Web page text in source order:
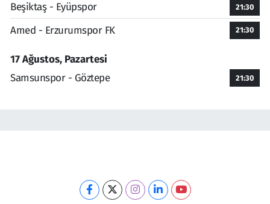
Beşiktaş - Eyüpspor 21:30
Amed - Erzurumspor FK 21:30
17 Ağustos, Pazartesi
Samsunspor - Göztepe
21:30